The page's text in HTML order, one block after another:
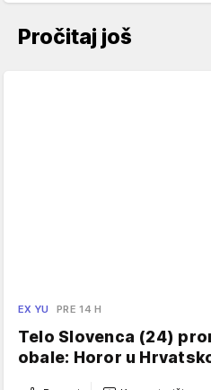
Pročitaj još
EX YU PRE 14 H
Telo Slovenca (24)
obale: Horor u